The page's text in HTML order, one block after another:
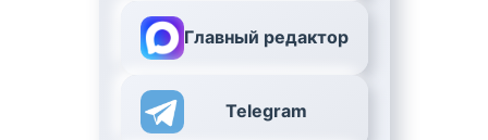
Главный редактор
Telegram